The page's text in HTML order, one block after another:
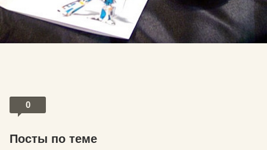
0
Посты по теме